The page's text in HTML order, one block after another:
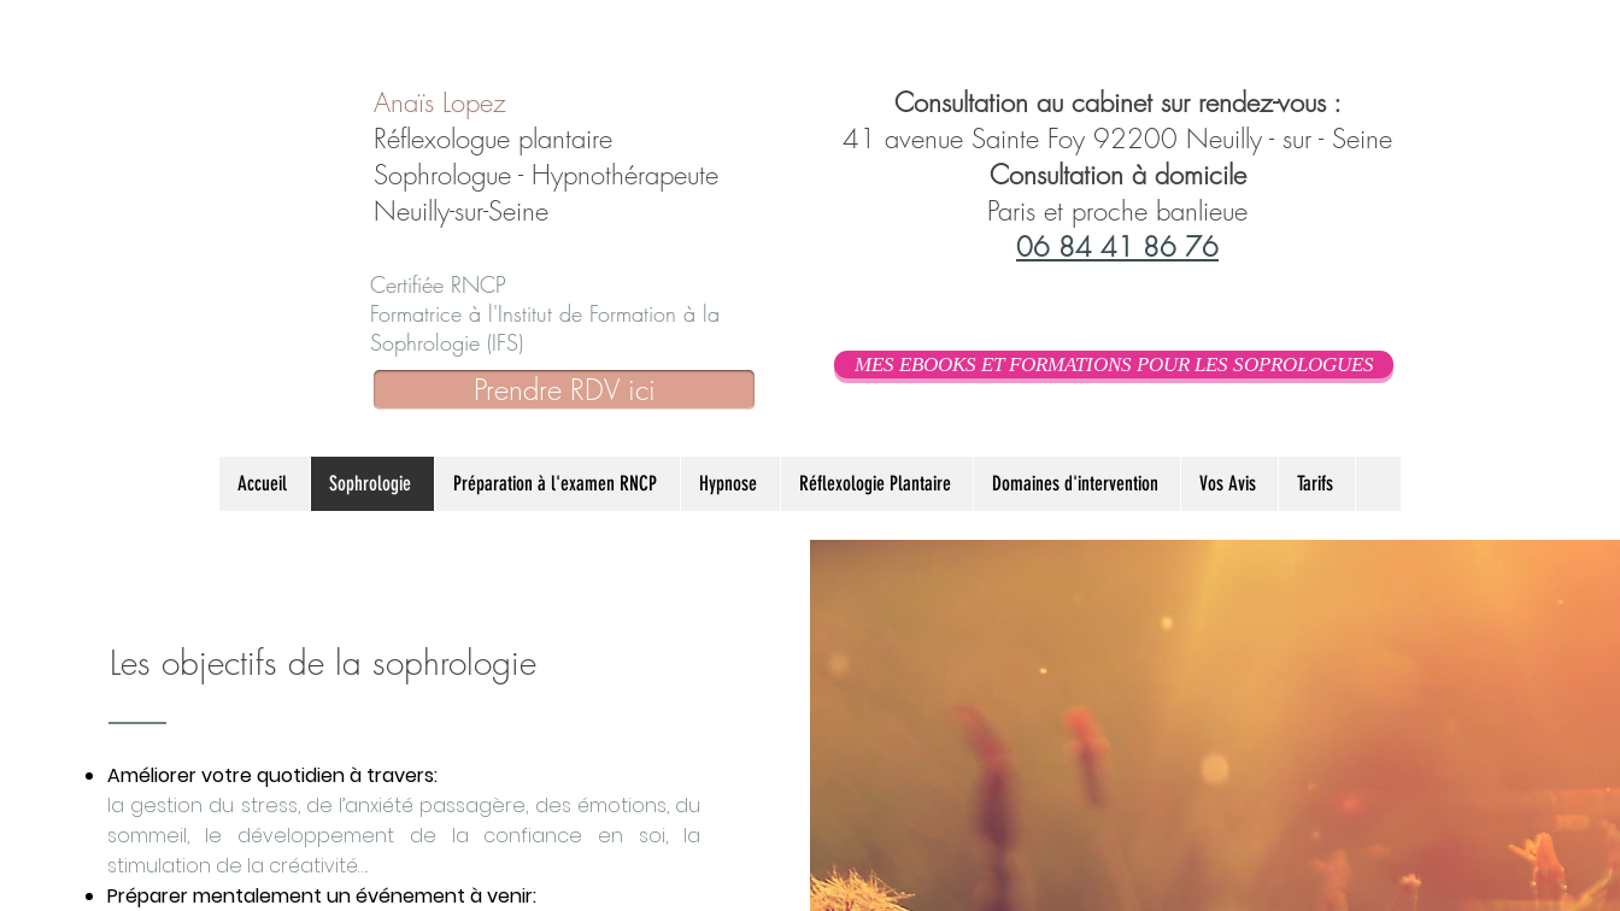
Anaïs Lopez
Réflexologue plantaire
Sophrologue - Hypnothérapeute
Neuilly-sur-Seine
Consultation au cabinet sur rendez-vous :
41 avenue Sainte Foy 92200 Neuilly - sur - Seine
Consultation à domicile
Paris et proche banlieue
06 84 41 86 76
Certifiée RNCP
Formatrice à l'Institut de Formation à la
Sophrologie (IFS)
Prendre RDV ici
MES EBOOKS ET FORMATIONS POUR LES SOPROLOGUES
Accueil Sophrologie Préparation à l'examen RNCP Hypnose Réflexologie Plantaire Domaines d'intervention Vos Avis Tarifs
Les objectifs de la sophrologie
Améliorer votre quotidien à travers:
la gestion du stress, de l’anxiété passagère, des émotions, du
sommeil, le développement de la confiance en soi, la
stimulation de la créativité….
Préparer mentalement un événement à venir: